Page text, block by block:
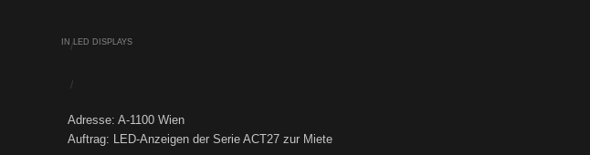
/
INLED DISPLAYS
/
Adresse: A-1100 Wien
Auftrag: LED-Anzeigen der Serie ACT27 zur Miete